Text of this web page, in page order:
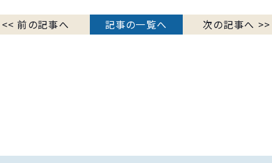
<< 前の記事へ 記事の一覧へ 次の記事へ >>